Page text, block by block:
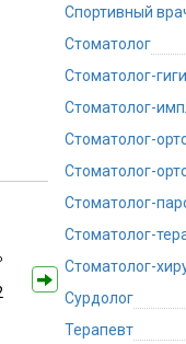
Спортивный
Стоматолог
Стоматолог-
Стоматолог-
Стоматолог-
Стоматолог-
Стоматолог-
Стоматолог-
Стоматолог-
Сурдолог
Терапевт